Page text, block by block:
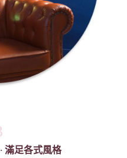
滿足各式風格